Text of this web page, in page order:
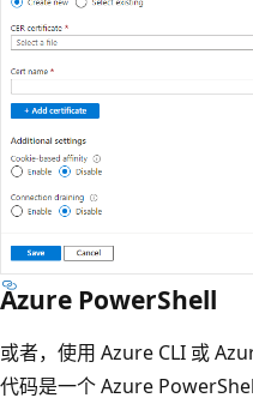
Azure PowerShell
或者，使用 Azure CLI 或
代码是一个 Azure